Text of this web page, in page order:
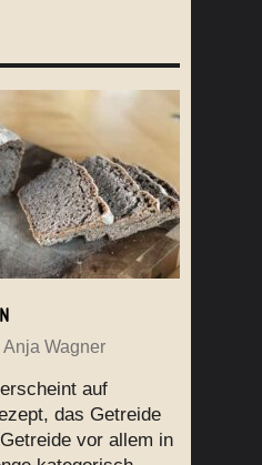
Anja Wagner
auf
das Getreide
vor allem in